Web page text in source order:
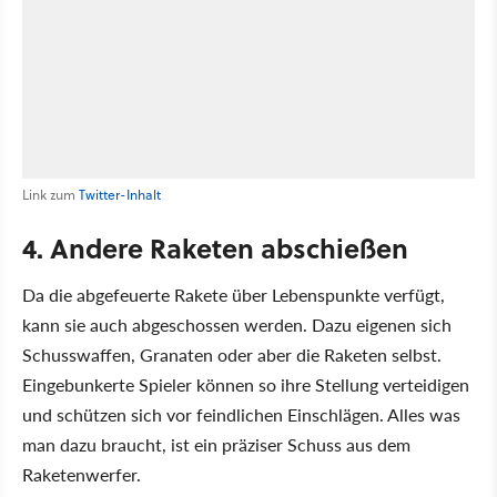
Link zum Twitter-Inhalt
4. Andere Raketen abschießen
Da die abgefeuerte Rakete über Lebenspunkte verfügt,
kann sie auch abgeschossen werden. Dazu eigenen sich
Schusswaffen, Granaten oder aber die Raketen selbst.
Eingebunkerte Spieler können so ihre Stellung verteidigen
und schützen sich vor feindlichen Einschlägen. Alles was
man dazu braucht, ist ein präziser Schuss aus dem
Raketenwerfer.